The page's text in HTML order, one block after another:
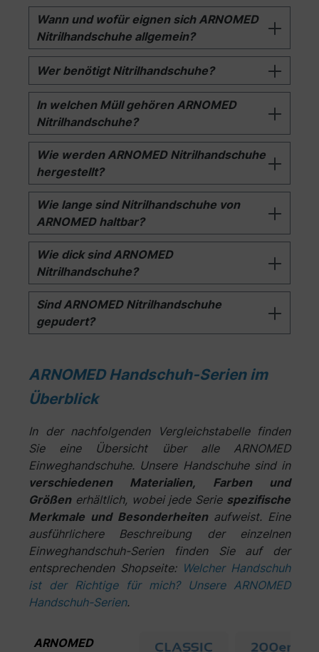
Wann und wofür eignen sich ARNOMED
Nitrilhandschuhe allgemein?
Wer benötigt Nitrilhandschuhe?
In welchen Müll gehören ARNOMED
Nitrilhandschuhe?
Wie werden ARNOMED Nitrilhandschuhe
hergestellt?
Wie lange sind Nitrilhandschuhe von
ARNOMED haltbar?
Wie dick sind ARNOMED
Nitrilhandschuhe?
Sind ARNOMED Nitrilhandschuhe
gepudert?
ARNOMED Handschuh-Serien im
Überblick
In der nachfolgenden Vergleichstabelle finden
Sie eine Übersicht über alle ARNOMED
Einweghandschuhe. Unsere Handschuhe sind in
verschiedenen Materialien, Farben und
Größenerhältlich, wobei jede Serie spezifische
Merkmale und Besonderheitenaufweist. Eine
ausführlichere Beschreibung der einzelnen
Einweghandschuh-Serien finden Sie auf der
entsprechenden Shopseite: Welcher Handschuh
ist der Richtige für mich? Unsere ARNOMED
Handschuh-Serien.
ARNOMED